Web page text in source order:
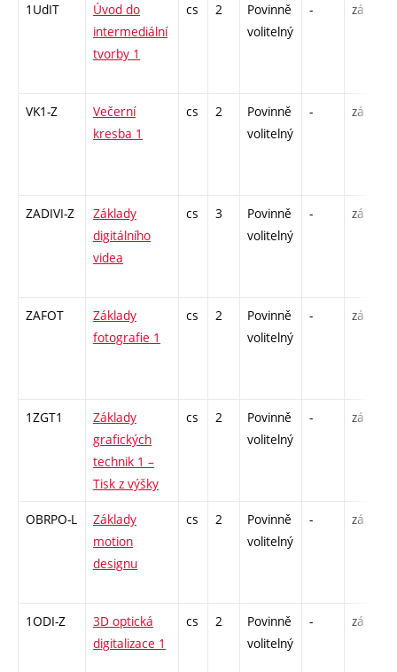
1UdIT
Úvod do
intermediální
tvorby 1
cs 2
Povinně
volitelný
- zá
VK1-Z
Večerní
kresba 1
cs 2
Povinně
volitelný
- zá
ZADIVI-Z
Základy
digitálního
videa
cs 3
Povinně
volitelný
- zá
ZAFOT
Základy
fotografie 1
cs 2
Povinně
volitelný
- zá
1ZGT1
Základy
grafických
technik 1 –
Tisk z výšky
cs 2
Povinně
volitelný
- zá
OBRPO-L
Základy
motion
designu
cs 2
Povinně
volitelný
- zá
1ODI-Z
3D optická
digitalizace 1
cs 2
Povinně
volitelný
- zá